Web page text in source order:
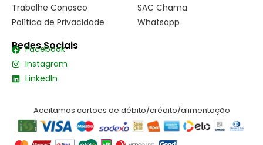
Trabalhe Conosco
Política de Privacidade
SAC Chama
Whatsapp
Redes Sociais
Facebook
Instagram
LinkedIn
Aceitamos cartões de débito/crédito/alimentação